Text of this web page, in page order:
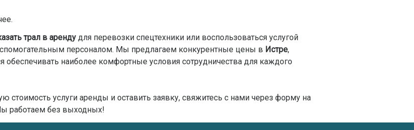
трал в аренду для перевозки спецтехники или воспользоваться услугой
персоналом. Мы предлагаем конкурентные цены в Истре,
обеспечивать наиболее комфортные условия сотрудничества для каждого
стоимость услуги аренды и оставить заявку, свяжитесь с нами через форму на
работаем без выходных!